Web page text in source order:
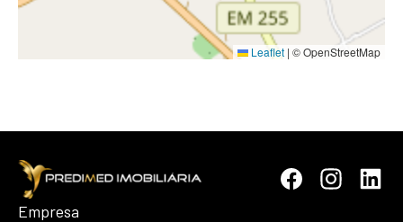
Leaflet | © OpenStreetMap
Empresa